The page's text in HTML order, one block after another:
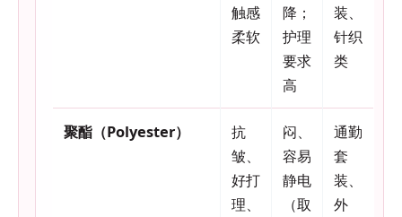
触感
柔软
降；
护理
要求
高
装、
针织
类
聚酯（Polyester）
抗
皱、
好打
理、
闷、
容易
静电
（取
通勤
套
装、
外